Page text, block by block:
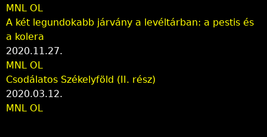
MNL OL
A két legundokabb járvány a levéltárban: a pestis és
a kolera
2020.11.27.
MNL OL
Csodálatos Székelyföld (II. rész)
2020.03.12.
MNL OL